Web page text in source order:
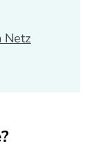
Netz